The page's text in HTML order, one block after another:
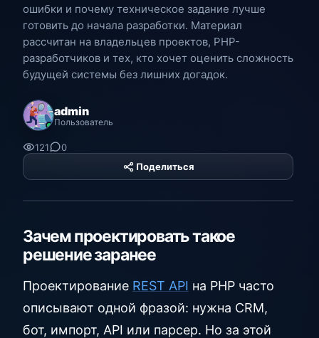
ошибки и почему техническое задание лучше
готовить до начала разработки. Материал
рассчитан на владельцев проектов, PHP-
разработчиков и тех, кто хочет оценить сложность
будущей системы без лишних догадок.
admin
Пользователь
121
0
Поделиться
Platform
Зачем проектировать такое
решение заранее
Проектирование REST API на PHP часто
описывают одной фразой: нужна CRM,
бот, импорт, API или парсер. Но за этой